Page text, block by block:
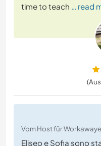
time to teach … read
Vom Host für
Eliseo e Sofia sono